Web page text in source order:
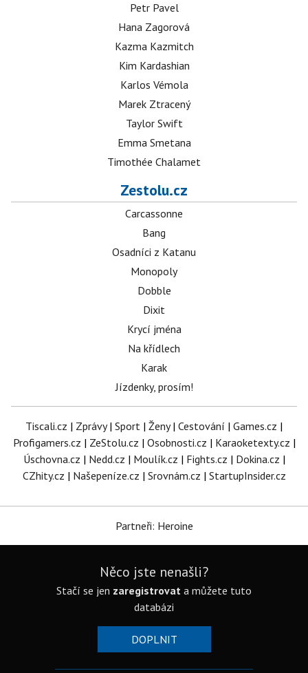
Petr Pavel
Hana Zagorová
Kazma Kazmitch
Kim Kardashian
Karlos Vémola
Marek Ztracený
Taylor Swift
Emma Smetana
Timothée Chalamet
Zestolu.cz
Carcassonne
Bang
Osadníci z Katanu
Monopoly
Dobble
Dixit
Krycí jména
Na křídlech
Karak
Jízdenky, prosím!
Tiscali.cz | Zprávy| Sport | Ženy| Cestování | Games.cz |
Profigamers.cz | ZeStolu.cz | Osobnosti.cz | Karaoketexty.cz |
Úschovna.cz | Nedd.cz | Moulík.cz | Fights.cz | Dokina.cz |
CZhity.cz | Našepeníze.cz | Srovnám.cz | StartupInsider.cz
Partneři: Heroine
Něco jste nenašli?
Stačí se jen zaregistrovat a můžete tuto
databázi
DOPLNIT